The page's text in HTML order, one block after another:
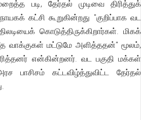
படி, தேர்தல் முடிவை திரித்துக்
கட்சி கூறுகின்றது "குறிப்பாக வட
கொடுத்திருக்கிறார்கள். மிகக்
வாக்குகள் மட்டுமே அளித்ததன்" மூலம்,
என்கின்றனர். வட பகுதி மக்கள்
பாசிசம் கட்டவிழ்த்துவிட்ட தேர்தல்